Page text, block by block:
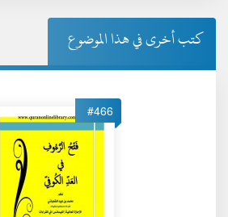
كتب أخرى في هذا الموضوع
#466